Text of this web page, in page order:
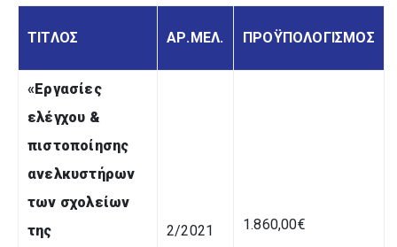
ΤΙΤΛΟΣ ΑΡ.ΜΕΛ. ΠΡΟΫΠΟΛΟΓΙΣΜΟΣ
«Εργασίες
ελέγχου &
πιστοποίησης
ανελκυστήρων
των σχολείων
της
2/2021 1.860,00€